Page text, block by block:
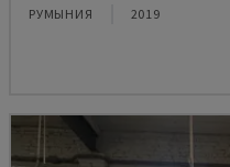
РУМЫНИЯ 2019